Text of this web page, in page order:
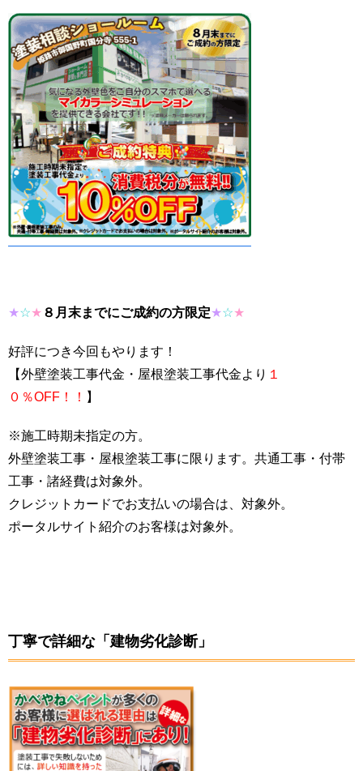
★☆★ ８月末までにご成約の方限定★☆★
好評につき今回もやります！
【外壁塗装工事代金・屋根塗装工事代金より １
０％OFF！！ 】
※施工時期未指定の方。
外壁塗装工事・屋根塗装工事に限ります。共通工事・付帯
工事・諸経費は対象外。
クレジットカードでお支払いの場合は、対象外。
ポータルサイト紹介のお客様は対象外。
丁寧で詳細な「建物劣化診断」